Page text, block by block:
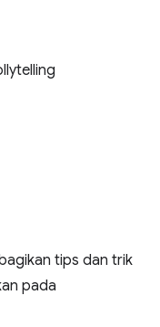
tips dan trik
pada